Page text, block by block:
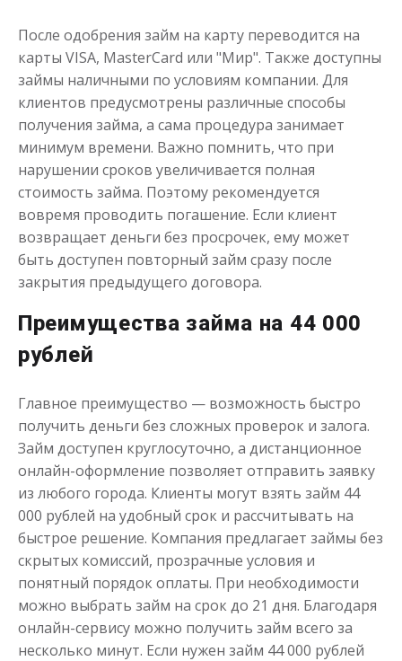
Получить
Деньги до зарплаты
Сумма до50 000₽
Срок от 1до 21 дня
Получить
После одобрения займ на карту переводится на
карты VISA, MasterCard или "Мир". Также доступны
займы наличными по условиям компании. Для
клиентов предусмотрены различные способы
получения займа, а сама процедура занимает
минимум времени. Важно помнить, что при
нарушении сроков увеличивается полная
стоимость займа. Поэтому рекомендуется
вовремя проводить погашение. Если клиент
возвращает деньги без просрочек, ему может
быть доступен повторный займ сразу после
закрытия предыдущего договора.
Преимущества займа на 44 000
рублей
Главное преимущество — возможность быстро
получить деньги без сложных проверок и залога.
Займ доступен круглосуточно, а дистанционное
онлайн-оформление позволяет отправить заявку
из любого города. Клиенты могут взять займ 44
000 рублей на удобный срок и рассчитывать на
быстрое решение. Компания предлагает займы без
скрытых комиссий, прозрачные условия и
понятный порядок оплаты. При необходимости
можно выбрать займ на срок до 21 дня. Благодаря
онлайн-сервису можно получить займ всего за
несколько минут. Если нужен займ 44 000 рублей